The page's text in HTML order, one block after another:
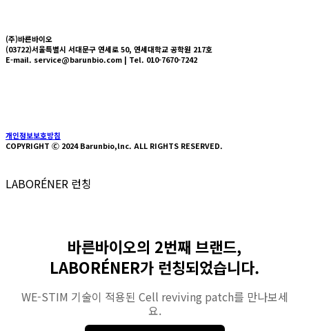
(주)바른바이오
(03722)서울특별시 서대문구 연세로 50, 연세대학교 공학원 217호
E-mail. service@barunbio.com | Tel. 010-7670-7242
개인정보보호방침
COPYRIGHT Ⓒ 2024 Barunbio,lnc. ALL RIGHTS RESERVED.
LABORÉNER 런칭
바른바이오의 2번째 브랜드,
LABORÉNER가 런칭되었습니다.
WE-STIM 기술이 적용된 Cell reviving patch를 만나보세
요.